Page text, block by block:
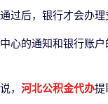
过后，银行才会办
的通知和银行账
， 河北公积金代办提